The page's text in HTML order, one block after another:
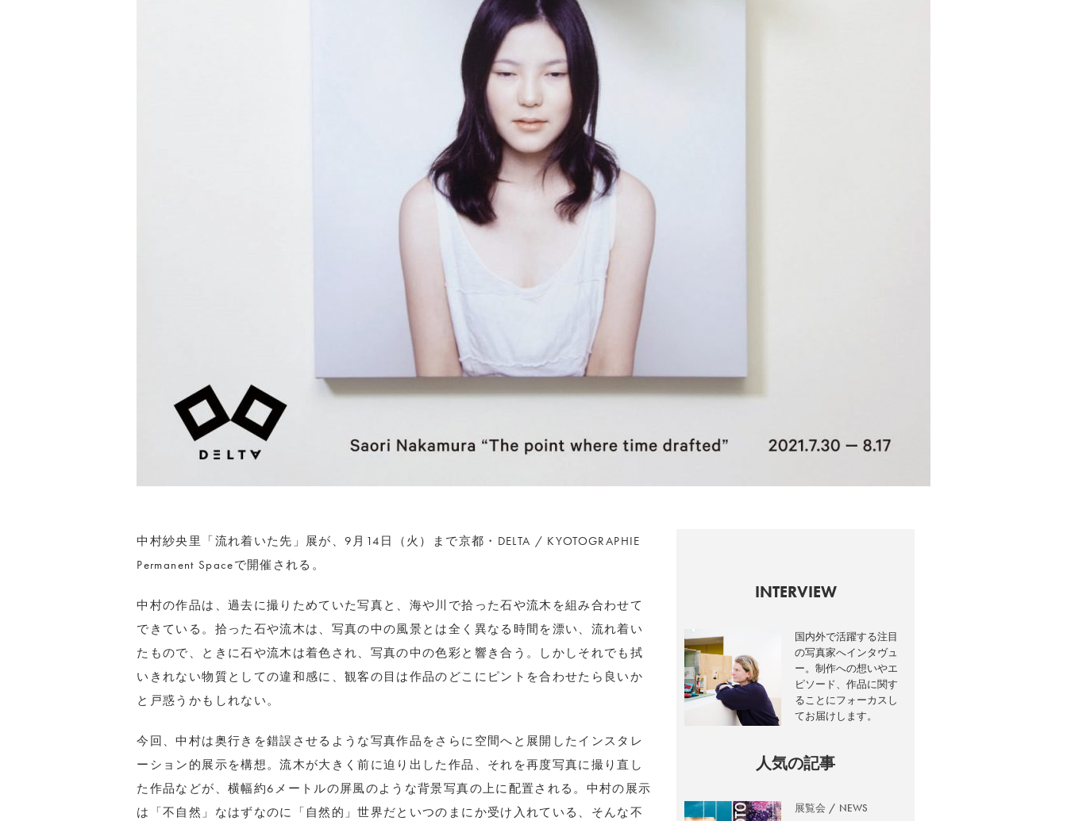
中村紗央里「流れ着いた先」展が、9月14日（火）まで京都・DELTA / KYOTOGRAPHIE
Permanent Spaceで開催される。
中村の作品は、過去に撮りためていた写真と、海や川で拾った石や流木を組み合わせて
できている。拾った石や流木は、写真の中の風景とは全く異なる時間を漂い、流れ着い
たもので、ときに石や流木は着色され、写真の中の色彩と響き合う。しかしそれでも拭
いきれない物質としての違和感に、観客の目は作品のどこにピントを合わせたら良いか
と戸惑うかもしれない。
今回、中村は奥行きを錯誤させるような写真作品をさらに空間へと展開したインスタレ
ーション的展示を構想。流木が大きく前に迫り出した作品、それを再度写真に撮り直し
た作品などが、横幅約6メートルの屏風のような背景写真の上に配置される。中村の展示
は「不自然」なはずなのに「自然的」世界だといつのまにか受け入れている、そんな不
INTERVIEW
国内外で活躍する注目
の写真家へインタヴュ
ー。制作への想いやエ
ピソード、作品に関す
ることにフォーカスし
てお届けします。
人気の記事
展覧会 NEWS